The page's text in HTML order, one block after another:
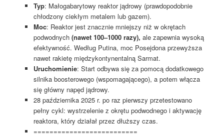
Typ: Małogabarytowy reaktor jądrowy (prawdopodobnie
chłodzony ciekłym metalem lub gazem).
Moc: Reaktor jest znacznie mniejszy niż w okrętach
podwodnych (nawet 100–1000 razy), ale zapewnia wysoką
efektywność. Według Putina, moc Posejdona przewyższa
nawet rakietę międzykontynentalną Sarmat.
Uruchomienie: Start odbywa się za pomocą dodatkowego
silnika boosterowego (wspomagającego), a potem włącza
się główny napęd jądrowy.
28 października 2025 r. po raz pierwszy przetestowano
pełny cykl: wystrzelenie z okrętu podwodnego i aktywację
reaktora, który działał przez dłuższy czas.
==========================